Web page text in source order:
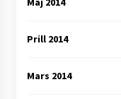
Prill 2014
Mars 2014